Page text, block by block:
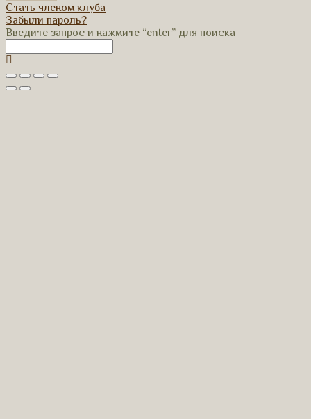
Стать членом клуба
Забыли пароль?
Введите запрос и нажмите “enter” для поиска